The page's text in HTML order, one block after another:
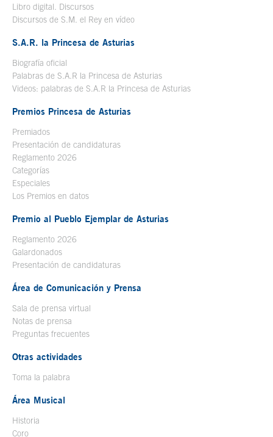
Libro digital. Discursos
Discursos de S.M. el Rey en vídeo
S.A.R. la Princesa de Asturias
Biografía oficial
Palabras de S.A.R la Princesa de Asturias
Videos: palabras de S.A.R la Princesa de Asturias
Premios Princesa de Asturias
Premiados
Presentación de candidaturas
Reglamento 2026
Categorías
Especiales
Los Premios en datos
Premio al Pueblo Ejemplar de Asturias
Reglamento 2026
Galardonados
Presentación de candidaturas
Área de Comunicación y Prensa
Sala de prensa virtual
Notas de prensa
Preguntas frecuentes
Otras actividades
Toma la palabra
Área Musical
Historia
Coro